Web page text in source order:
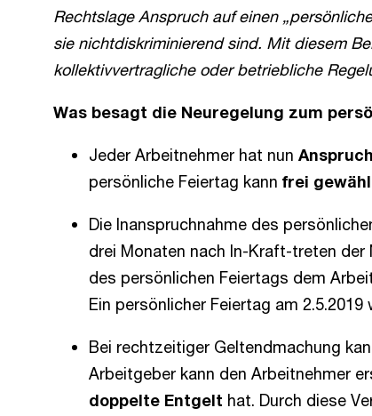
Rechtslage Anspruch auf einen
sie nichtdiskriminierend sind. Mit diesem
kollektivvertragliche oder betriebliche
Was besagt die Neuregelung zum
Jeder Arbeitnehmer hat nun Anspruch
persönliche Feiertag kann frei
Die Inanspruchnahme des
drei Monaten nach In-Kraft-treten
des persönlichen Feiertags dem
Ein persönlicher Feiertag am
Bei rechtzeitiger Geltendmachung
Arbeitgeber kann den Arbeitnehmer
doppelte Entgelt hat. Durch diese